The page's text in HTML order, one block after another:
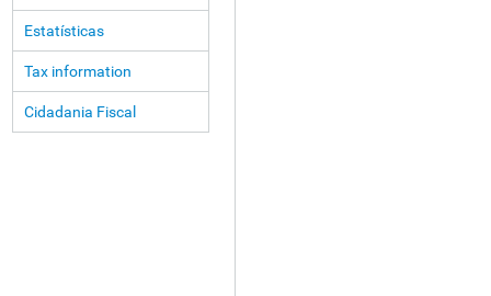
Estatísticas
Tax information
Cidadania Fiscal